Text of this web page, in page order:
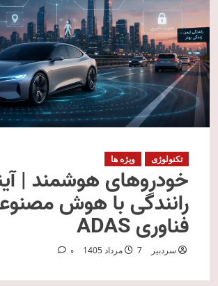
تکنولوژی ویژه ها
خودروهای هوشمند |
رانندگی با هوش
فناوری ADAS
سردبیر 7 مرداد 1405 0